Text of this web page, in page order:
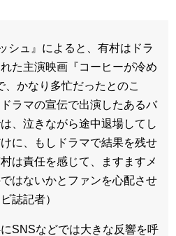
シュ』によると、有村はドラ
た主演映画『コーヒーが冷め
かなり多忙だったとのこ
ラマの宣伝で出演したあるバ
、泣きながら途中退場してし
に、もしドラマで結果を残せ
は責任を感じて、ますますメ
はないかとファンを心配させ
誌記者）
SNSなどでは大きな反響を呼